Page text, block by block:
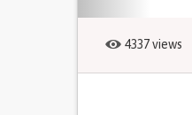
4337views